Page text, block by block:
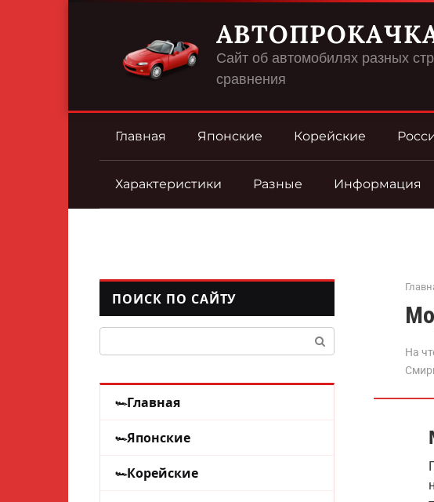
Сайт об автомобилях разных
сравнения
Главная Японские Корейские
Характеристики Разные Информация
На
ПОИСК ПО САЙТУ
Главная
Японские
Корейские